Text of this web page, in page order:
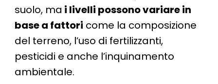
suolo, ma i livelli possono variare in
base a fattori come la composizione
del terreno, l’uso di fertilizzanti,
pesticidi e anche l’inquinamento
ambientale.